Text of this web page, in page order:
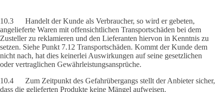
10.3 Handelt der Kunde als Verbraucher, so wird er gebeten,
angelieferte Waren mit offensichtlichen Transportschäden bei dem
Zusteller zu reklamieren und den Lieferanten hiervon in Kenntnis zu
setzen. Siehe Punkt 7.12 Transportschäden. Kommt der Kunde dem
nicht nach, hat dies keinerlei Auswirkungen auf seine gesetzlichen
oder vertraglichen Gewährleistungsansprüche.
10.4 Zum Zeitpunkt des Gefahrübergangs stellt der Anbieter sicher,
dass die gelieferten Produkte keine Mängel aufweisen.